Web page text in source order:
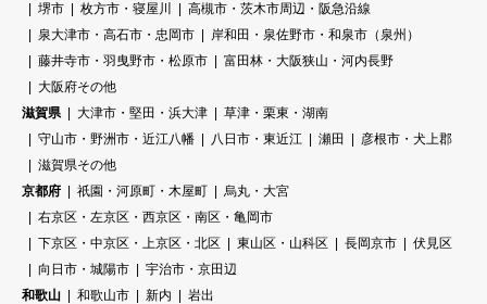
堺市
枚方市・寝屋川
高槻市・茨木市周辺・阪急沿線
泉大津市・高石市・忠岡市
岸和田・泉佐野市・和泉市（泉州）
藤井寺市・羽曳野市・松原市
富田林・大阪狭山・河内長野
大阪府その他
滋賀県
大津市・堅田・浜大津
草津・栗東・湖南
守山市・野洲市・近江八幡
八日市・東近江 瀬田
彦根市・犬上郡
滋賀県その他
京都府
祇園・河原町・木屋町
烏丸・大宮
右京区・左京区・西京区・南区・亀岡市
下京区・中京区・上京区・北区
東山区・山科区 長岡京市
伏見区
向日市・城陽市
宇治市・京田辺
和歌山
和歌山市 新内
岩出